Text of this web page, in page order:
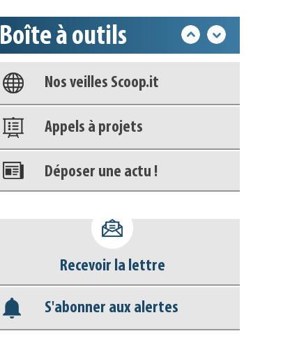
Boîte à outils
Base documentaire
Nos veilles Scoop.it
Appels à projets
Déposer une actu !
déconnecter)
Base documentaire
Nos veilles Scoop.it
Recevoir la lettre
S'abonner aux alertes